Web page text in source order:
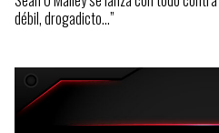
débil, drogadicto…”